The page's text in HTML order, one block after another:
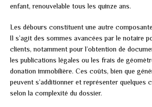
enfant, renouvelable tous les quinze ans.
Les débours constituent une autre
Il s’agit des sommes avancées par le notaire
clients, notamment pour l’obtention de
les publications légales ou les frais de
donation immobilière. Ces coûts, bien que
peuvent s’additionner et représenter quelques
selon la complexité du dossier.